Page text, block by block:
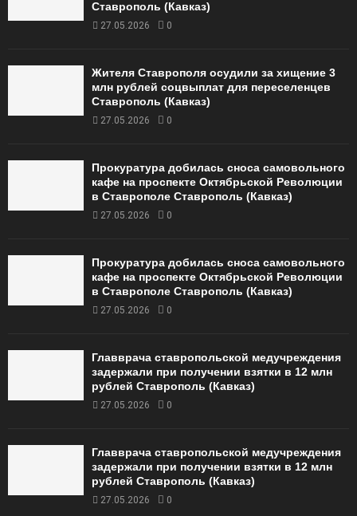
Ставрополь (Кавказ)
27.05.2026 0
Жителя Ставрополя осудили за хищение 3
млн рублей соцвыплат для переселенцев
Ставрополь (Кавказ)
27.05.2026 0
Прокуратура добилась сноса самовольного
кафе на проспекте Октябрьской Революции
в Ставрополе Ставрополь (Кавказ)
27.05.2026 0
Прокуратура добилась сноса самовольного
кафе на проспекте Октябрьской Революции
в Ставрополе Ставрополь (Кавказ)
27.05.2026 0
Главврача ставропольской медучреждения
задержали при получении взятки в 12 млн
рублей Ставрополь (Кавказ)
27.05.2026 0
Главврача ставропольской медучреждения
задержали при получении взятки в 12 млн
рублей Ставрополь (Кавказ)
27.05.2026 0